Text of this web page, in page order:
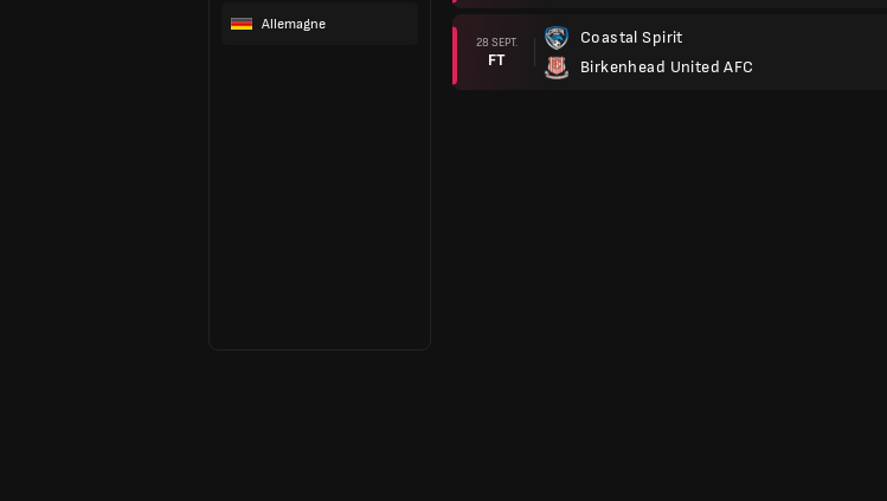
Allemagne
28 SEPT.
FT
Coastal Spirit
Birkenhead United AFC